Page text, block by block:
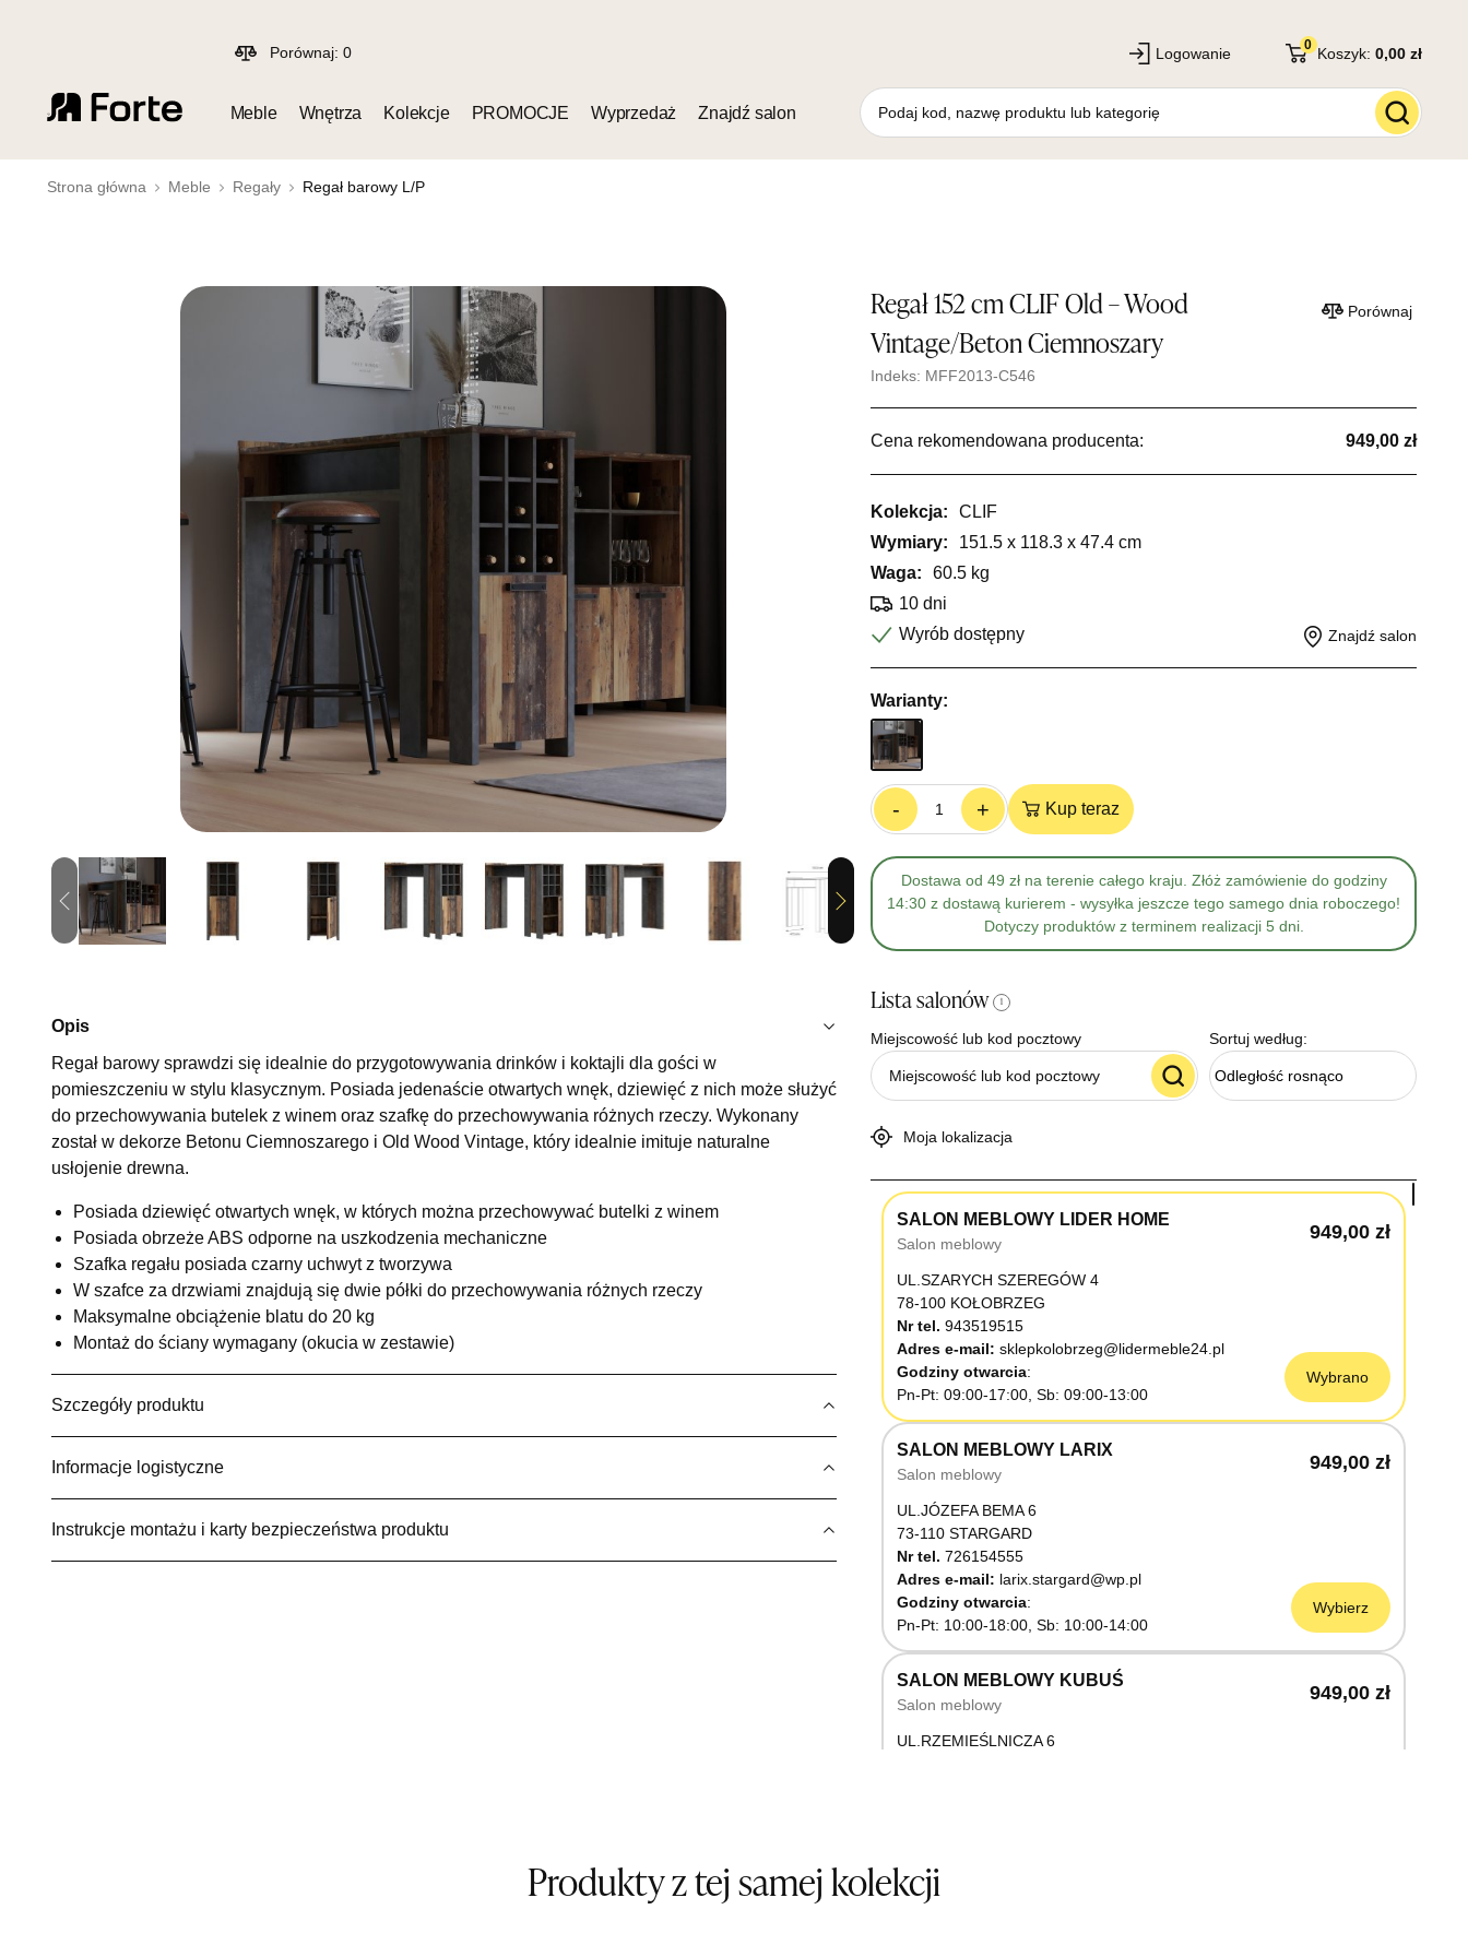
Porównaj: 0
Meble Wnętrza Kolekcje PROMOCJE Wyprzedaż Znajdź salon
Logowanie 0 Koszyk: 0,00 zł
Strona główna Meble Regały Regał barowy L/P
Previous Next
Opis
Regał barowy sprawdzi się idealnie do przygotowywania drinków i koktajli dla gości w
pomieszczeniu w stylu klasycznym. Posiada jedenaście otwartych wnęk, dziewięć z nich może służyć
do przechowywania butelek z winem oraz szafkę do przechowywania różnych rzeczy. Wykonany
został w dekorze Betonu Ciemnoszarego i Old Wood Vintage, który idealnie imituje naturalne
usłojenie drewna.
Posiada dziewięć otwartych wnęk, w których można przechowywać butelki z winem
Posiada obrzeże ABS odporne na uszkodzenia mechaniczne
Szafka regału posiada czarny uchwyt z tworzywa
W szafce za drzwiami znajdują się dwie półki do przechowywania różnych rzeczy
Maksymalne obciążenie blatu do 20 kg
Montaż do ściany wymagany (okucia w zestawie)
Szczegóły produktu
Informacje logistyczne
Instrukcje montażu i karty bezpieczeństwa produktu
Regał 152 cm CLIF Old – Wood
Vintage/Beton Ciemnoszary
Indeks: MFF2013-C546
Porównaj
Cena rekomendowana producenta: 949,00 zł
Kolekcja:
CLIF
Wymiary:
151.5 x 118.3 x 47.4 cm
Waga:
60.5 kg
10 dni
Wyrób dostępny
Znajdź salon
Warianty:
- + Kup teraz
Dostawa od 49 zł na terenie całego kraju. Złóż zamówienie do godziny
14:30 z dostawą kurierem - wysyłka jeszcze tego samego dnia roboczego!
Dotyczy produktów z terminem realizacji 5 dni.
Lista salonów i
Miejscowość lub kod pocztowy
Moja lokalizacja
Sortuj według:
Odległość rosnąco
SALON MEBLOWY LIDER HOME
Salon meblowy
UL.SZARYCH SZEREGÓW 4
78-100 KOŁOBRZEG
Nr tel. 943519515
Adres e-mail: sklepkolobrzeg@lidermeble24.pl
Godziny otwarcia
Pn-Pt: 09:00-17:00, Sb: 09:00-13:00
949,00 zł
Wybrano
SALON MEBLOWY LARIX
Salon meblowy
UL.JÓZEFA BEMA 6
73-110 STARGARD
Nr tel. 726154555
Adres e-mail: larix.stargard@wp.pl
Godziny otwarcia
Pn-Pt: 10:00-18:00, Sb: 10:00-14:00
949,00 zł
Wybierz
SALON MEBLOWY KUBUŚ
Salon meblowy
UL.RZEMIEŚLNICZA 6
949,00 zł
SALON MEBLOWY M JAK MEBLE
Produkty z tej samej kolekcji